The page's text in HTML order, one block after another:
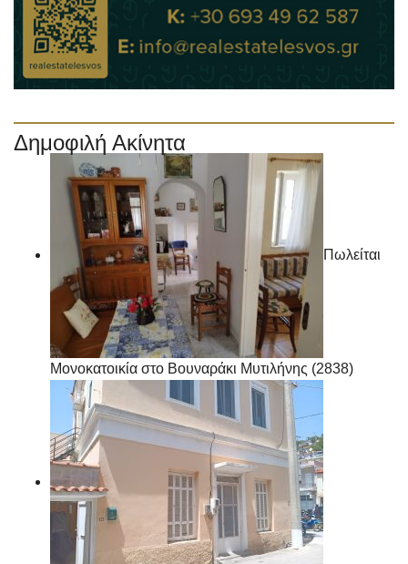
Δημοφιλή Ακίνητα
Πωλείται
Μονοκατοικία στο Βουναράκι Μυτιλήνης (2838)